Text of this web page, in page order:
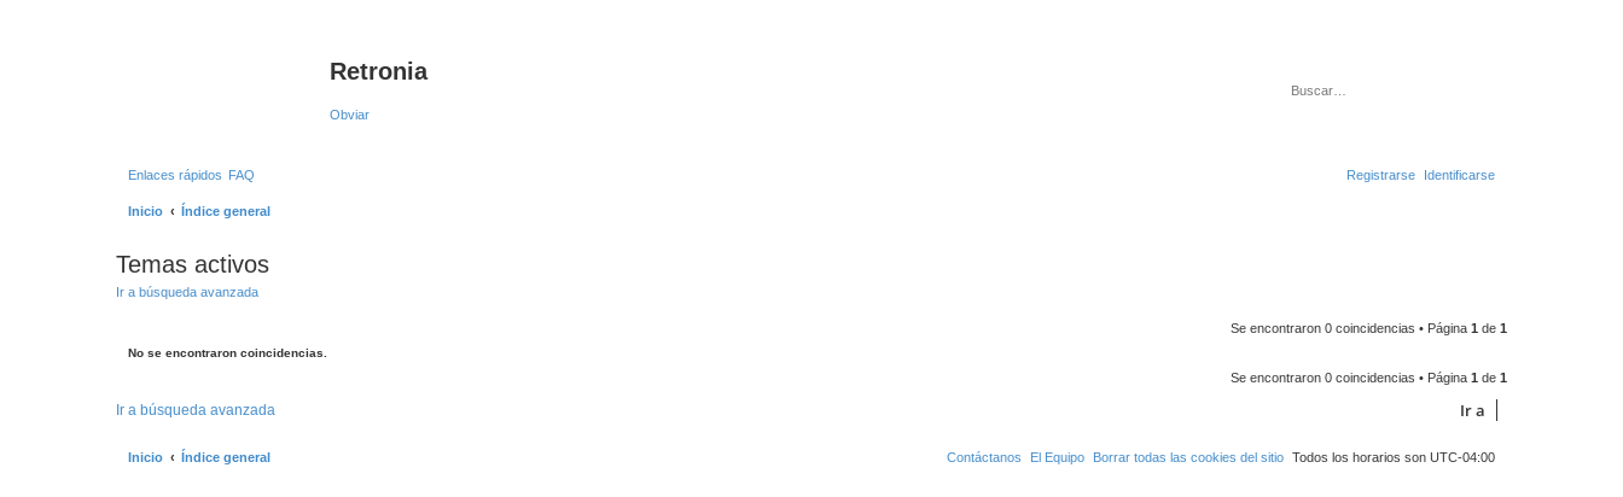
Retronia
Obviar
Enlaces rápidos FAQ Identificarse
Registrarse
Inicio Índice general
Temas activos
Ir a búsqueda avanzada
Se encontraron 0 coincidencias • Página 1 de 1
No se encontraron coincidencias.
Se encontraron 0 coincidencias • Página 1 de 1
Ir a búsqueda avanzada Ir a
Inicio Índice general Todos los horarios son UTC-04:00
Borrar todas las cookies del sitio
El Equipo
Contáctanos